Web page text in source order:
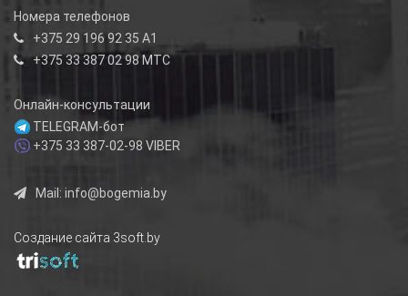
Номера телефонов
+375 29 196 92 35 А1
+375 33 387 02 98МТС
Онлайн-консультации
TELEGRAM-бот
+375 33 387-02-98 VIBER
Mail: info@bogemia.by
Создание сайта 3soft.by